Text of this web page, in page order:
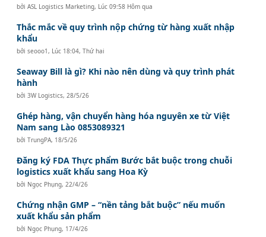
bởiASL Logistics Marketing, Lúc 09:58 Hôm qua
Thắc mắc về quy trình nộp chứng từ hàng xuất nhập
khẩu
bởiseooo1 , Lúc 18:04, Thứ hai
Seaway Bill là gì? Khi nào nên dùng và quy trình phát
hành
bởi3W Logistics, 28/5/26
Ghép hàng, vận chuyển hàng hóa nguyên xe từ Việt
Nam sang Lào 0853089321
bởiTrungPA, 18/5/26
Đăng ký FDA Thực phẩm Bước bắt buộc trong chuỗi
logistics xuất khẩu sang Hoa Kỳ
bởi Ngọc Phụng, 22/4/26
Chứng nhận GMP – “nền tảng bắt buộc” nếu muốn
xuất khẩu sản phẩm
bởi Ngọc Phụng, 17/4/26